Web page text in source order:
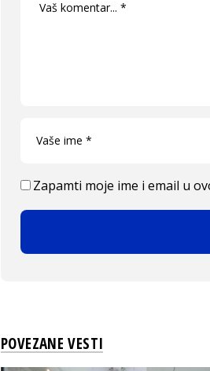
Zapamti moje ime i email u
POVEZANE VESTI